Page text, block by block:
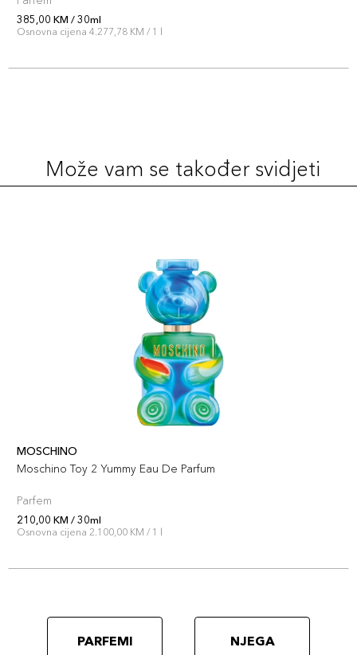
385,00 KM / 30ml
Osnovna cijena 4.277,78 KM / 1 l
Može vam se također svidjeti
MOSCHINO
Moschino Toy 2 Yummy Eau De Parfum
Parfem
210,00 KM / 30ml
Osnovna cijena 2.100,00 KM / 1 l
PARFEMI NJEGA